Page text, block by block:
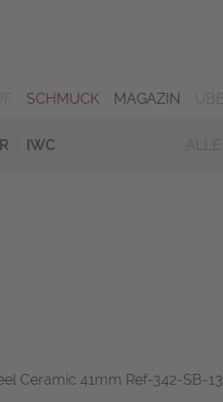
SCHMUCK MAGAZIN
IWC
Ceramic 41mm Ref-342-SB-